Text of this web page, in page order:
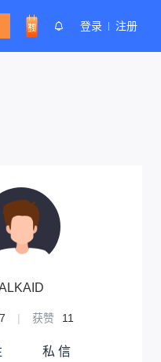
登录 注册
7 | 获赞 11
私 信